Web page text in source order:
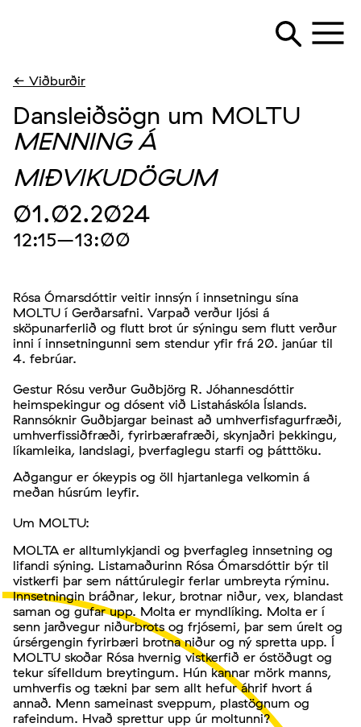
← Viðburðir
Dansleiðsögn um MOLTU
MENNING Á
MIÐVIKUDÖGUM
01.02.2024
12:15–13:00
Rósa Ómarsdóttir veitir innsýn í innsetningu sína
MOLTU í Gerðarsafni. Varpað verður ljósi á
sköpunarferlið og flutt brot úr sýningu sem flutt verður
inni í innsetningunni sem stendur yfir frá 20. janúar til
4. febrúar.
Gestur Rósu verður Guðbjörg R. Jóhannesdóttir
heimspekingur og dósent við Listaháskóla Íslands.
Rannsóknir Guðbjargar beinast að umhverfisfagurfræði,
umhverfissiðfræði, fyrirbærafræði, skynjaðri þekkingu,
líkamleika, landslagi, þverfaglegu starfi og þátttöku.
Aðgangur er ókeypis og öll hjartanlega velkomin á
meðan húsrúm leyfir.
Um MOLTU:
MOLTA er alltumlykjandi og þverfagleg innsetning og
lifandi sýning. Listamaðurinn Rósa Ómarsdóttir býr til
vistkerfi þar sem náttúrulegir ferlar umbreyta rýminu.
Innsetningin bráðnar, lekur, brotnar niður, vex, blandast
saman og gufar upp. Molta er myndlíking. Molta er í
senn jarðvegur niðurbrots og frjósemi, þar sem úrelt og
úrsérgengin fyrirbæri brotna niður og ný spretta upp. Í
MOLTU skoðar Rósa hvernig vistkerfið er óstöðugt og
tekur sífelldum breytingum. Hún kannar mörk manns,
umhverfis og tækni þar sem allt hefur áhrif hvort á
annað. Menn sameinast sveppum, plastögnum og
rafeindum. Hvað sprettur upp úr moltunni?